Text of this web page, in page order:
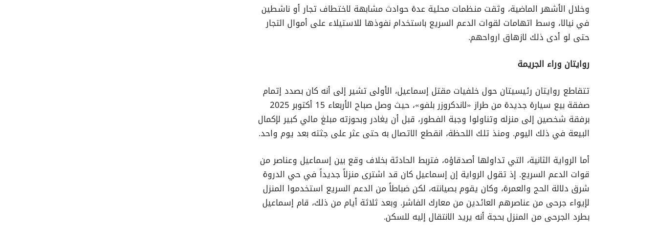
وخلال الأشهر الماضية، وثقت منظمات محلية عدة حوادث مشابهة لاختطاف تجار أو ناشطين
في نيالا، وسط اتهامات لقوات الدعم السريع باستخدام نفوذها للاستيلاء على أموال التجار
حتى لو أدى ذلك لازهاق ارواحهم.
روايتان وراء الجريمة
تتقاطع روايتان رئيسيتان حول خلفيات مقتل إسماعيل، الأولى تشير إلى أنه كان بصدد إتمام
صفقة بيع سيارة جديدة من طراز «لاندكروزر بلفو»، حيث وصل صباح الأربعاء 15 أكتوبر 2025
برفقة شخصين إلى منزله وتناولوا وجبة الفطور، قبل أن يغادر وبحوزته مبلغ مالي كبير لإكمال
البيعة في ذلك اليوم. ومنذ تلك اللحظة، انقطع الاتصال به حتى عثر على جثته بعد يوم واحد.
أما الرواية الثانية، التي تداولها أصدقاؤه، فتربط الحادثة بخلاف وقع بين إسماعيل وعناصر من
قوات الدعم السريع. إذ تقول الرواية إن إسماعيل كان قد اشترى منزلاً جديداً في حي الدروة
شرق دلالة الحج والعمرة، وكان يقوم بصيانته، لكن ضباطاً من الدعم السريع استخدموا المنزل
لإيواء جرحى من عناصرهم العائدين من معارك الفاشر. وبعد ثلاثة أيام من ذلك، قام إسماعيل
بطرد الجرحى من المنزل بحجة أنه يريد الانتقال إليه للسكن.